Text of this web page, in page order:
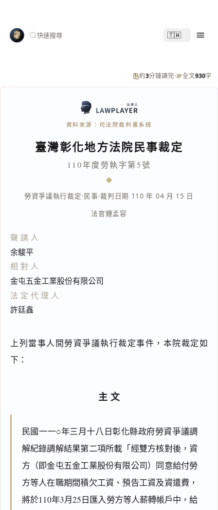
快速搜尋 🇹🇼
約3分鐘讀完· 全文930字
資料來源：司法院裁判書系統
臺灣彰化地方法院民事裁定
110年度勞執字第5號
勞資爭議執行裁定·民事·裁判日期 110 年 04 月 15 日
法官鍾孟容
聲請人
余駿平
相對人
金屯五金工業股份有限公司
法定代理人
許廷鑫
上列當事人間勞資爭議執行裁定事件，本院裁定如
下：
主文
民國一一○年三月十八日彰化縣政府勞資爭議調
解紀錄調解結果第二項所載「經雙方核對後，資
方（即金屯五金工業股份有限公司）同意給付勞
方等人在職期間積欠工資、預告工資及資遣費，
將於110年3月25日匯入勞方等人薪轉帳戶中，給